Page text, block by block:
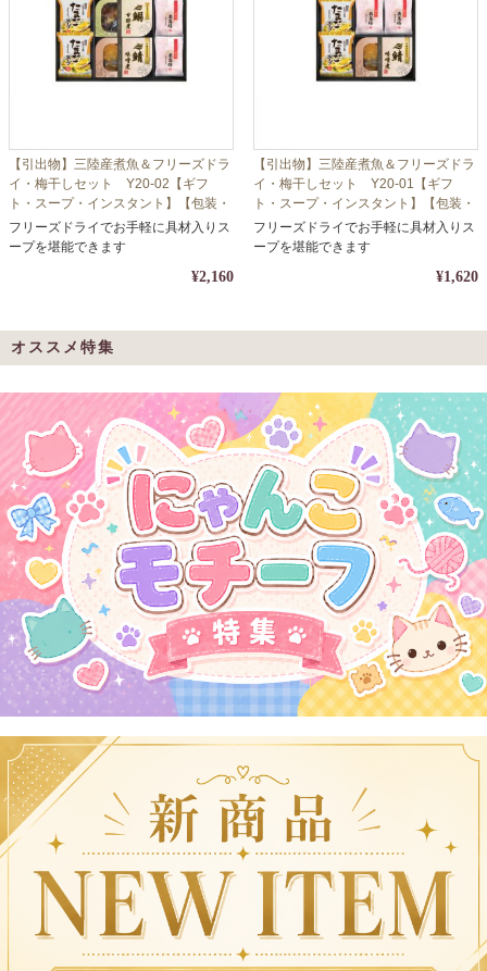
【引出物】三陸産煮魚＆フリーズドラ
イ・梅干しセット Y20-02【ギフ
ト・スープ・インスタント】【包装・
熨斗対応】
フリーズドライでお手軽に具材入りス
ープを堪能できます
¥2,160
【引出物】三陸産煮魚＆フリーズドラ
イ・梅干しセット Y20-01【ギフ
ト・スープ・インスタント】【包装・
熨斗対応】
フリーズドライでお手軽に具材入りス
ープを堪能できます
¥1,620
オススメ特集